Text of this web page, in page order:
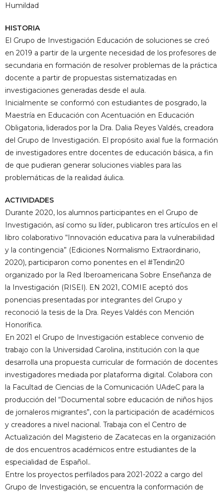
Humildad
HISTORIA
El Grupo de Investigación Educación de soluciones se creó
en 2019 a partir de la urgente necesidad de los profesores de
secundaria en formación de resolver problemas de la práctica
docente a partir de propuestas sistematizadas en
investigaciones generadas desde el aula.
Inicialmente se conformó con estudiantes de posgrado, la
Maestría en Educación con Acentuación en Educación
Obligatoria, liderados por la Dra. Dalia Reyes Valdés, creadora
del Grupo de Investigación. El propósito axial fue la formación
de investigadores entre docentes de educación básica, a fin
de que pudieran generar soluciones viables para las
problemáticas de la realidad áulica.
ACTIVIDADES
Durante 2020, los alumnos participantes en el Grupo de
Investigación, así como su líder, publicaron tres artículos en el
libro colaborativo “Innovación educativa para la vulnerabilidad
y la contingencia” (Ediciones Normalismo Extraordinario,
2020), participaron como ponentes en el #Tendin20
organizado por la Red Iberoamericana Sobre Enseñanza de
la Investigación (RISEI). EN 2021, COMIE aceptó dos
ponencias presentadas por integrantes del Grupo y
reconoció la tesis de la Dra. Reyes Valdés con Mención
Honorífica.
En 2021 el Grupo de Investigación establece convenio de
trabajo con la Universidad Carolina, institución con la que
desarrolla una propuesta curricular de formación de docentes
investigadores mediada por plataforma digital. Colabora con
la Facultad de Ciencias de la Comunicación UAdeC para la
producción del “Documental sobre educación de niños hijos
de jornaleros migrantes”, con la participación de académicos
y creadores a nivel nacional. Trabaja con el Centro de
Actualización del Magisterio de Zacatecas en la organización
de dos encuentros académicos entre estudiantes de la
especialidad de Español..
Entre los proyectos perfilados para 2021-2022 a cargo del
Grupo de Investigación, se encuentra la conformación de